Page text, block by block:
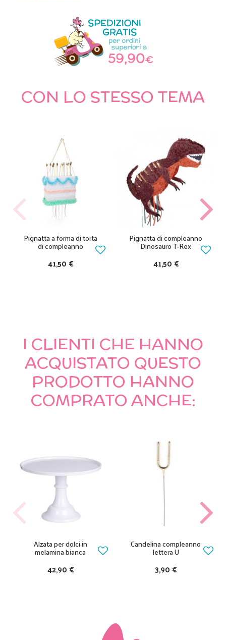
CON LO STESSO TEMA
Pignatta a forma di torta
di compleanno
41,50 €
Pignatta di compleanno
Dinosauro T-Rex
41,50 €
I CLIENTI CHE HANNO
ACQUISTATO QUESTO
PRODOTTO HANNO
COMPRATO ANCHE:
Alzata per dolci in
melamina bianca
42,90 €
Candelina compleanno
lettera U
3,90 €